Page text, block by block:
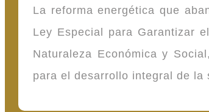
La reforma energética que
Ley Especial para Garantizar
Naturaleza Económica y
para el desarrollo integral de la